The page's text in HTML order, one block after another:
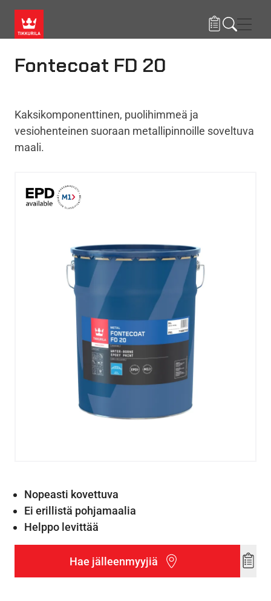
Fontecoat FD 20
Kaksikomponenttinen, puolihimmeä ja
vesiohenteinen suoraan metallipinnoille soveltuva
maali.
Nopeasti kovettuva
Ei erillistä pohjamaalia
Helppo levittää
Hae jälleenmyyjiä
Add